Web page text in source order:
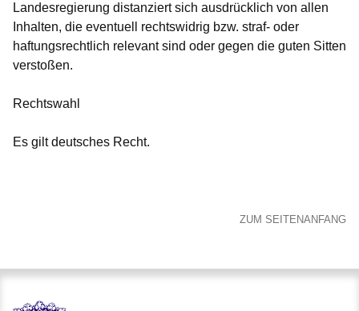
Landesregierung distanziert sich ausdrücklich von allen
Inhalten, die eventuell rechtswidrig bzw. straf- oder
haftungsrechtlich relevant sind oder gegen die guten Sitten
verstoßen.
Rechtswahl
Es gilt deutsches Recht.
ZUM SEITENANFANG